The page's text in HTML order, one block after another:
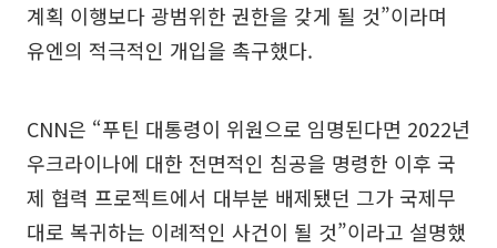
계획 이행보다 광범위한 권한을 갖게 될 것”이라며
유엔의 적극적인 개입을 촉구했다.
CNN은 “푸틴 대통령이 위원으로 임명된다면 2022년
우크라이나에 대한 전면적인 침공을 명령한 이후 국
제 협력 프로젝트에서 대부분 배제됐던 그가 국제무
대로 복귀하는 이례적인 사건이 될 것”이라고 설명했